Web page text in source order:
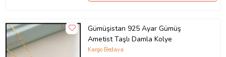
Gümüşistan 925 Ayar Gümüş
Ametist Taşlı Damla Kolye
Kargo Bedava